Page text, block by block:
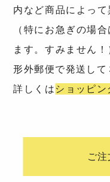
内など商品によっ
（特にお急ぎの場
ます。すみません
形外郵便で発送して
詳しくは ショッピン
ご